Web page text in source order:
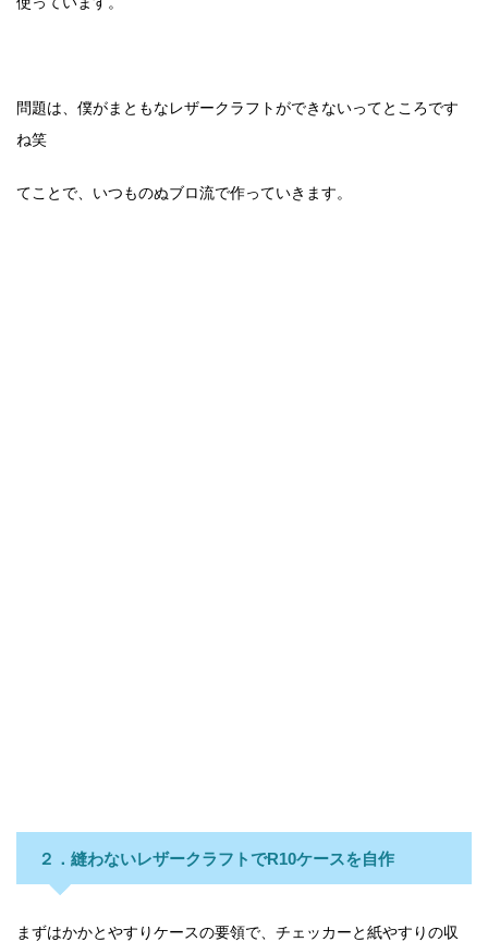
問題は、僕がまともなレザークラフトができないってところです
ね笑
てことで、いつものぬブロ流で作っていきます。
２ ．縫わないレザークラフトでR10ケースを自作
まずはかかとやすりケースの要領で、チェッカーと紙やすりの収